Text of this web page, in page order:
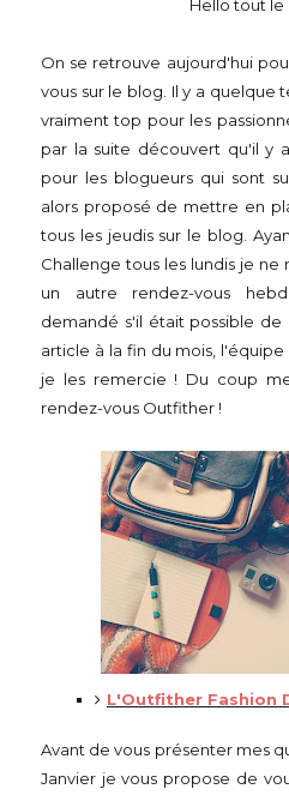
Hello tout le
On se retrouve aujourd'hui
vous sur le blog. Il y a quelque
vraiment top pour les
par la suite découvert qu'il y
pour les blogueurs qui sont
alors proposé de mettre en
tous les jeudis sur le blog.
Challenge tous les lundis je
un autre rendez-vous
demandé s'il était possible de
article à la fin du mois,
je les remercie ! Du coup
rendez-vous Outfither !
L'Outfither Fashion
Avant de vous présenter mes
Janvier je vous propose de